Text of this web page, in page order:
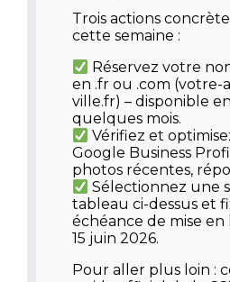
Trois actions
cette semaine :
Réservez votre
en .fr ou .com (votre-
ville.fr) – disponible
quelques mois.
Vérifiez et
Google Business
photos récentes,
Sélectionnez une
tableau ci-dessus et
échéance de mise
15 juin 2026.
Pour aller plus loin :